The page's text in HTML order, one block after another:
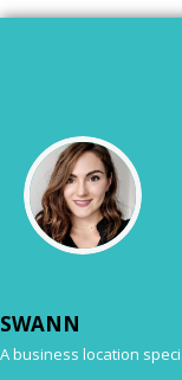
SWANN
A business location